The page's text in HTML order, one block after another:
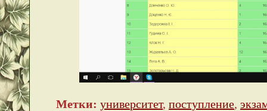
Метки: университет,поступление,